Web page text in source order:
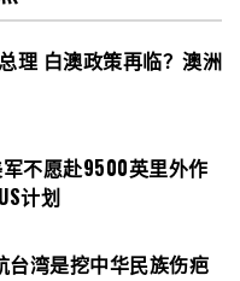
理 白澳政策再临？澳洲
不愿赴9500英里外作
计划
台湾是挖中华民族伤疤